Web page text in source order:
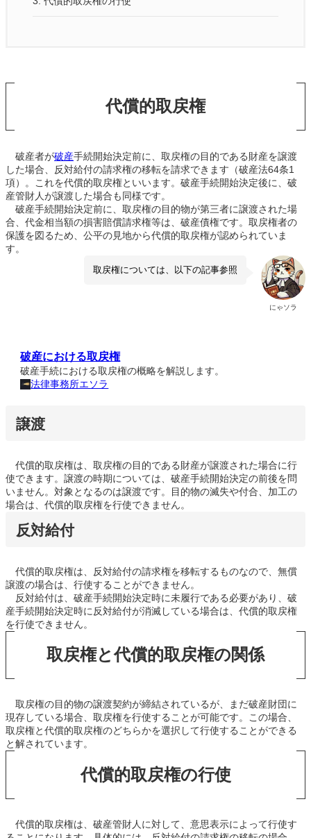
代償的取戻権
破産者が破産手続開始決定前に、取戻権の目的である財産を譲渡
した場合、反対給付の請求権の移転を請求できます（破産法64条1
項）。これを代償的取戻権といいます。破産手続開始決定後に、破
産管財人が譲渡した場合も同様です。
破産手続開始決定前に、取戻権の目的物が第三者に譲渡された場
合、代金相当額の損害賠償請求権等は、破産債権です。取戻権者の
保護を図るため、公平の見地から代償的取戻権が認められていま
す。
にゃソラ
取戻権については、以下の記事参照
破産における取戻権
破産手続における取戻権の概略を解説します。
法律事務所エソラ
譲渡
代償的取戻権は、取戻権の目的である財産が譲渡された場合に行
使できます。譲渡の時期については、破産手続開始決定の前後を問
いません。対象となるのは譲渡です。目的物の滅失や付合、加工の
場合は、代償的取戻権を行使できません。
反対給付
代償的取戻権は、反対給付の請求権を移転するものなので、無償
譲渡の場合は、行使することができません。
反対給付は、破産手続開始決定時に未履行である必要があり、破
産手続開始決定時に反対給付が消滅している場合は、代償的取戻権
を行使できません。
取戻権と代償的取戻権の関係
取戻権の目的物の譲渡契約が締結されているが、まだ破産財団に
現存している場合、取戻権を行使することが可能です。この場合、
取戻権と代償的取戻権のどちらかを選択して行使することができる
と解されています。
代償的取戻権の行使
代償的取戻権は、破産管財人に対して、意思表示によって行使す